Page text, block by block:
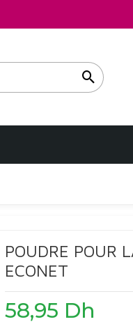
POUDRE POUR
ECONET
58,95 Dh